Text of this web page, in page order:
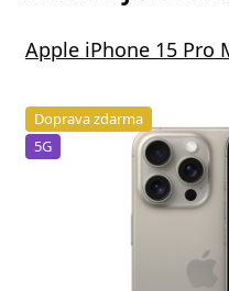
Apple iPhone 15 Pro
Doprava zdarma
5G